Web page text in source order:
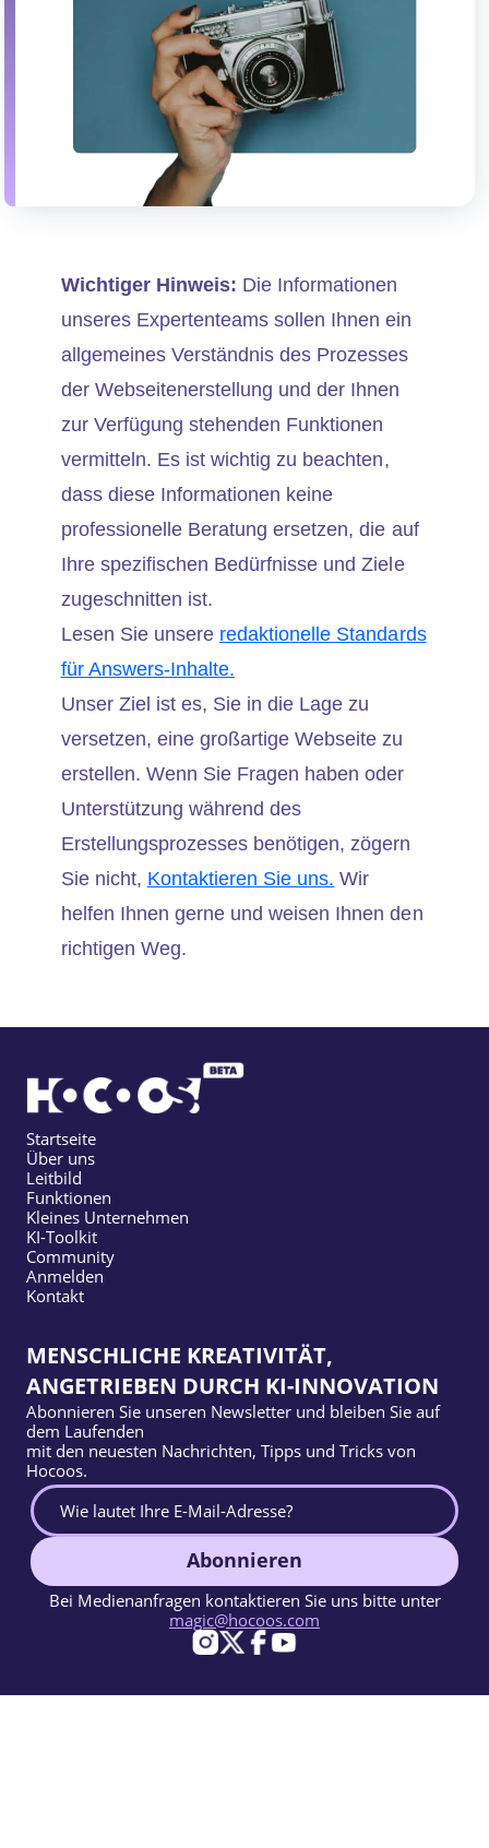
Wichtiger Hinweis: Die Informationen
unseres Expertenteams sollen Ihnen ein
allgemeines Verständnis des Prozesses
der Webseitenerstellung und der Ihnen
zur Verfügung stehenden Funktionen
vermitteln. Es ist wichtig zu beachten,
dass diese Informationen keine
professionelle Beratung ersetzen, die auf
Ihre spezifischen Bedürfnisse und Ziele
zugeschnitten ist.
Lesen Sie unsere redaktionelle Standards
für Answers-Inhalte.
Unser Ziel ist es, Sie in die Lage zu
versetzen, eine großartige Webseite zu
erstellen. Wenn Sie Fragen haben oder
Unterstützung während des
Erstellungsprozesses benötigen, zögern
Sie nicht, Kontaktieren Sie uns. Wir
helfen Ihnen gerne und weisen Ihnen den
richtigen Weg.
Startseite
Über uns
Leitbild
Funktionen
Kleines Unternehmen
KI-Toolkit
Community
Anmelden
Kontakt
MENSCHLICHE KREATIVITÄT,
ANGETRIEBEN DURCH KI-INNOVATION
Abonnieren Sie unseren Newsletter und bleiben Sie auf
dem Laufenden
mit den neuesten Nachrichten, Tipps und Tricks von
Hocoos.
Abonnieren
Bei Medienanfragen kontaktieren Sie uns bitte unter
magic@hocoos.com